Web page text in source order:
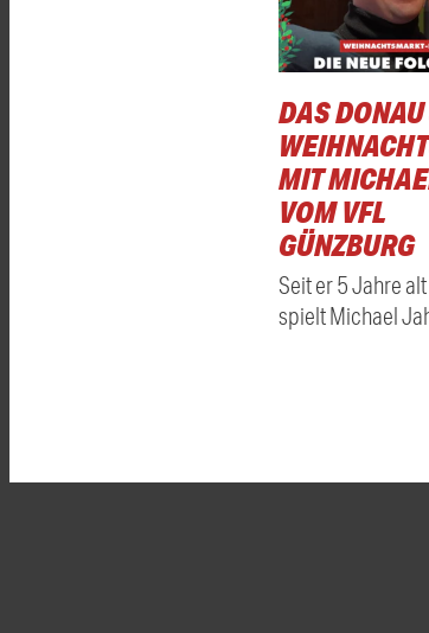
DAS
MIT
VOM VFL
GÜNZBURG
Seit er 5 Jahre
spielt Michael